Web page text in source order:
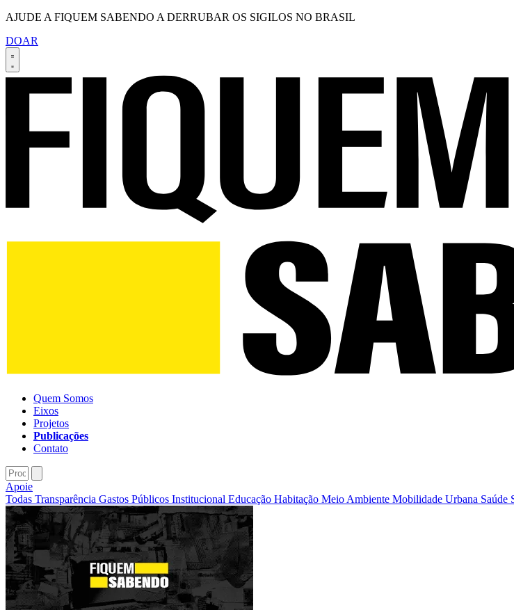
AJUDE A FIQUEM SABENDO A DERRUBAR OS SIGILOS NO BRASIL
DOAR
Quem Somos
Eixos
Projetos
Publicações
Contato
Apoie
Todas Transparência Gastos Públicos Institucional Educação Habitação Meio Ambiente Mobilidade Urbana Saúde